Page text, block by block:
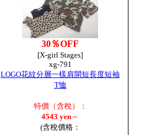
30％OFF
[X-girl Stages]
xg-791
LOGO花紋分層一樣肩開短長度短袖
T恤
特價（含稅）：
4543 yen～
(含稅價格：